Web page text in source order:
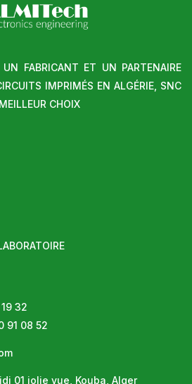
UN FABRICANT ET UN PARTENAIRE
IMPRIMÉS EN ALGÉRIE, SNC
CHOIX
32
91 08 52
01 jolie vue, Kouba, Alger